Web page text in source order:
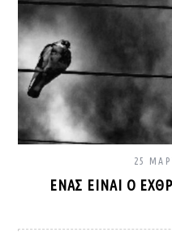
25
ΈΝΑΣ ΕΊΝΑΙ Ο